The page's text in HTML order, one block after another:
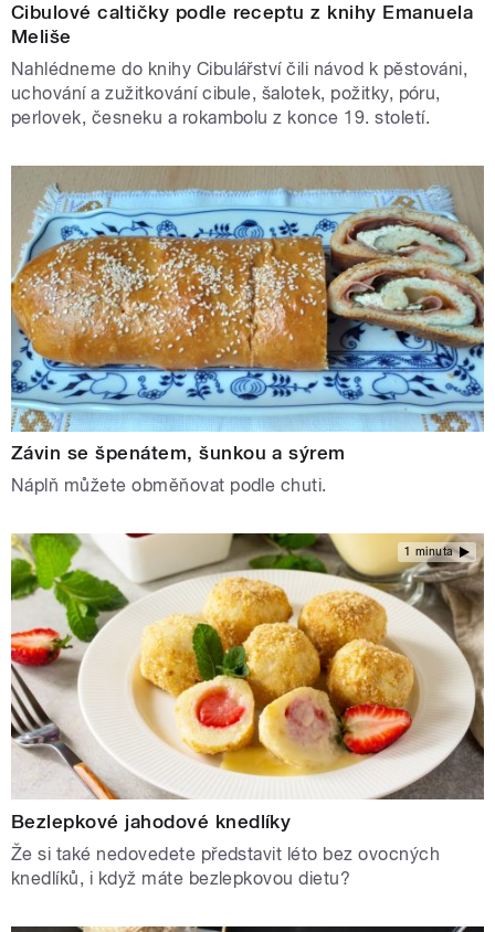
Cibulové caltičky podle receptu z knihy Emanuela
Meliše
Nahlédneme do knihy Cibulářství čili návod k pěstováni,
uchování a zužitkování cibule, šalotek, požitky, póru,
perlovek, česneku a rokambolu z konce 19. století.
Závin se špenátem, šunkou a sýrem
Náplň můžete obměňovat podle chuti.
1 minuta
Bezlepkové jahodové knedlíky
Že si také nedovedete představit léto bez ovocných
knedlíků, i když máte bezlepkovou dietu?